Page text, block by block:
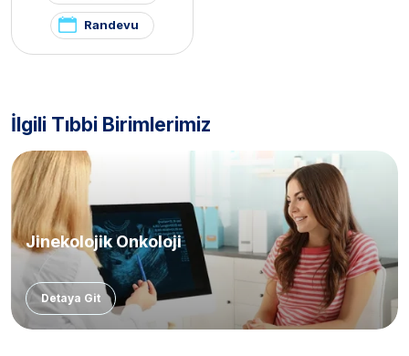
Randevu
İlgili Tıbbi Birimlerimiz
Jinekolojik Onkoloji
Detaya Git